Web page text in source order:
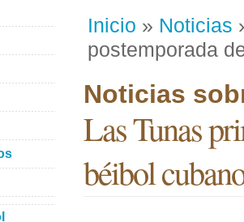
Inicio » Noticias
postemporada
Noticias
Las Tunas
béibol